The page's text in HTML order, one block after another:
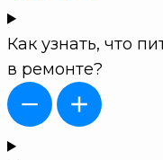
Как узнать, что
в ремонте?